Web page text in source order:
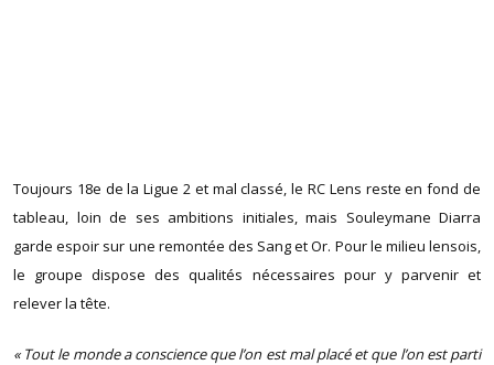
Toujours 18e de la Ligue 2 et mal classé, le RC Lens reste en fond de
tableau, loin de ses ambitions initiales, mais Souleymane Diarra
garde espoir sur une remontée des Sang et Or. Pour le milieu lensois,
le groupe dispose des qualités nécessaires pour y parvenir et
relever la tête.
« Tout le monde a conscience que l’on est mal placé et que l’on est parti